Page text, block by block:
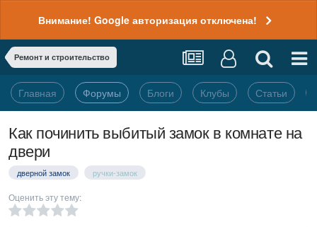
Внимание! Google авторизация отключена!
Ремонт и строительство
Главная Форумы Блоги Клубы Статьи
Как починить выбитый замок в комнате на
двери
дверной замок ручки-замок
Оценить эту тему: